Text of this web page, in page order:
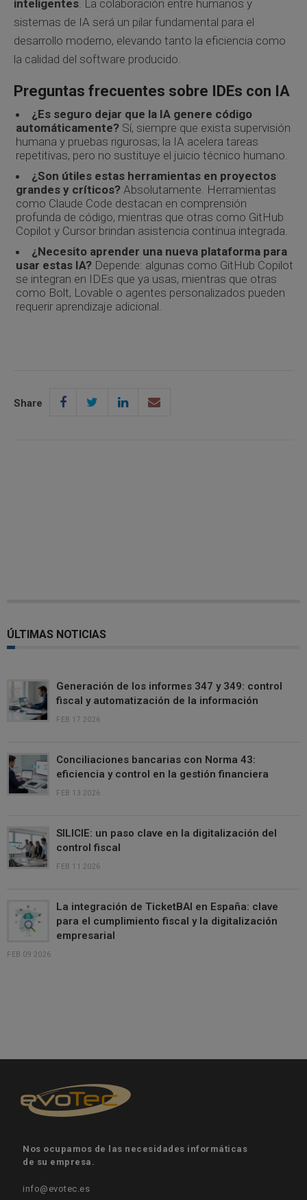
inteligentes. La colaboración entre humanos y
sistemas de IA será un pilar fundamental para el
desarrollo moderno, elevando tanto la eficiencia como
la calidad del software producido.
Preguntas frecuentes sobre IDEs con IA
¿Es seguro dejar que la IA genere código
automáticamente? Sí, siempre que exista supervisión
humana y pruebas rigurosas; la IA acelera tareas
repetitivas, pero no sustituye el juicio técnico humano.
¿Son útiles estas herramientas en proyectos
grandes y críticos? Absolutamente. Herramientas
como Claude Code destacan en comprensión
profunda de código, mientras que otras como GitHub
Copilot y Cursor brindan asistencia continua integrada.
¿Necesito aprender una nueva plataforma para
usar estas IA? Depende: algunas como GitHub Copilot
se integran en IDEs que ya usas, mientras que otras
como Bolt, Lovable o agentes personalizados pueden
requerir aprendizaje adicional.
Share
ÚLTIMAS NOTICIAS
Generación de los informes 347 y 349: control
fiscal y automatización de la información
FEB 17 2026
Conciliaciones bancarias con Norma 43:
eficiencia y control en la gestión financiera
FEB 13 2026
SILICIE: un paso clave en la digitalización del
control fiscal
FEB 11 2026
La integración de TicketBAI en España: clave
para el cumplimiento fiscal y la digitalización
empresarial
FEB 09 2026
Nos ocupamos de las necesidades informáticas
de su empresa.
info@evotec.es